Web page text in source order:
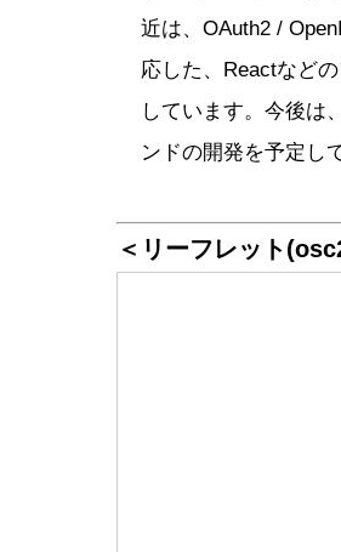
近は、OAuth2 /
応した、Reactなど
しています。今後は
ンドの開発を予定し
＜リーフレット